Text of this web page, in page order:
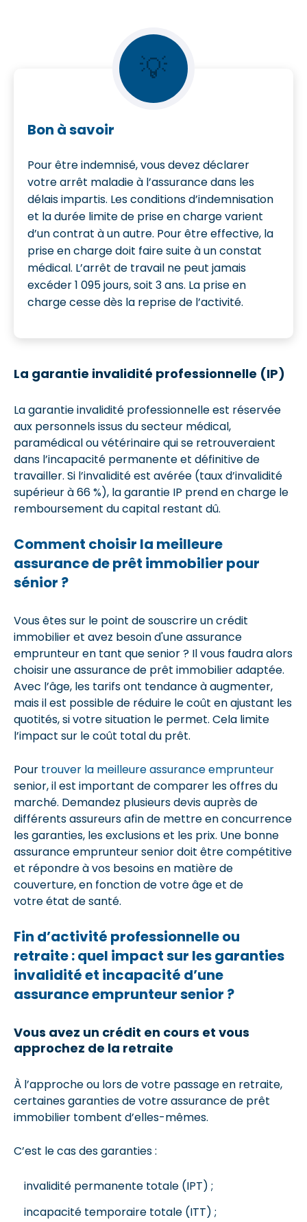
💡
Bon à savoir
Pour être indemnisé, vous devez déclarer
votre arrêt maladie à l’assurance dans les
délais impartis. Les conditions d’indemnisation
et la durée limite de prise en charge varient
d’un contrat à un autre. Pour être effective, la
prise en charge doit faire suite à un constat
médical. L’arrêt de travail ne peut jamais
excéder 1 095 jours, soit 3 ans. La prise en
charge cesse dès la reprise de l’activité.
La garantie invalidité professionnelle (IP)
La garantie invalidité professionnelle est réservée
aux personnels issus du secteur médical,
paramédical ou vétérinaire qui se retrouveraient
dans l’incapacité permanente et définitive de
travailler. Si l’invalidité est avérée (taux d’invalidité
supérieur à 66 %), la garantie IP prend en charge le
remboursement du capital restant dû.
Comment choisir la meilleure
assurance de prêt immobilier pour
sénior ?
Vous êtes sur le point de souscrire un crédit
immobilier et avez besoin d'une assurance
emprunteur en tant que senior ? Il vous faudra alors
choisir une assurance de prêt immobilier adaptée.
Avec l’âge, les tarifs ont tendance à augmenter,
mais il est possible de réduire le coût en ajustant les
quotités, si votre situation le permet. Cela limite
l’impact sur le coût total du prêt.
Pour trouver la meilleure assurance emprunteur
senior, il est important de comparer les offres du
marché. Demandez plusieurs devis auprès de
différents assureurs afin de mettre en concurrence
les garanties, les exclusions et les prix. Une bonne
assurance emprunteur senior doit être compétitive
et répondre à vos besoins en matière de
couverture, en fonction de votre âge et de
votre état de santé.
Fin d’activité professionnelle ou
retraite : quel impact sur les garanties
invalidité et incapacité d’une
assurance emprunteur senior ?
Vous avez un crédit en cours et vous
approchez de la retraite
À l’approche ou lors de votre passage en retraite,
certaines garanties de votre assurance de prêt
immobilier tombent d’elles-mêmes.
C’est le cas des garanties :
invalidité permanente totale (IPT) ;
incapacité temporaire totale (ITT) ;